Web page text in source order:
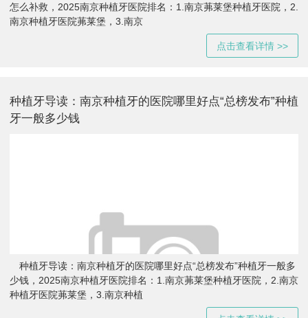
怎么补救，2025南京种植牙医院排名：1.南京茀莱堡种植牙医院，2.
南京种植牙医院茀莱堡，3.南京
点击查看详情 >>
种植牙导读：南京种植牙的医院哪里好点“总榜发布”种植
牙一般多少钱
种植牙导读：南京种植牙的医院哪里好点“总榜发布”种植牙一般多
少钱，2025南京种植牙医院排名：1.南京茀莱堡种植牙医院，2.南京
种植牙医院茀莱堡，3.南京种植